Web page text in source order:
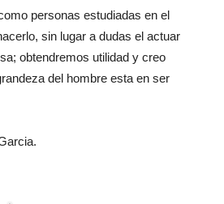
personas estudiadas en el
sin lugar a dudas el actuar
obtendremos utilidad y creo
del hombre esta en ser